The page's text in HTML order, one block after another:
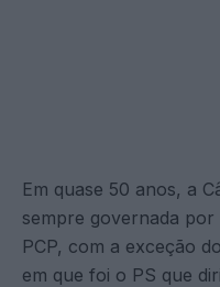
Em quase 50 anos, a
sempre governada por
PCP, com a exceção
em que foi o PS que